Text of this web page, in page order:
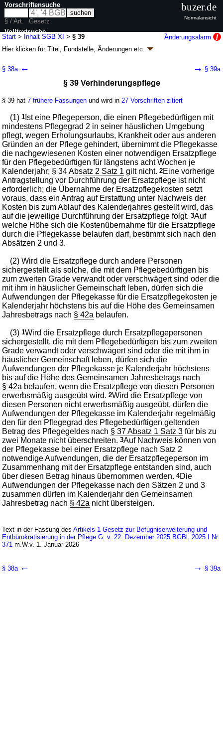
Start > Inhalt SGB XI >§ 39
Änderungsalarm
Hier klicken fürTitel, Fundstelle, Änderungen etc.
Soziale Pflegeversicherung - (SGB XI)
Artikel 1 G.v. 26.05.1994BGBl. I S. 1014, 1015; zuletzt geändert durch
Geltung ab 01.06.1994; FNA: 860-11Sozialgesetzbuch
wird in 683 Vorschriften zitiert
Viertes Kapitel Leistungen der Pflegeversicherung
Dritter Abschnitt Leistungen
Erster Titel Leistungen bei häuslicher Pflege
§ 38a ← → § 39a
§ 39 Verhinderungspflege
§ 39 hat7 frühere Fassungen und wird in 27 Vorschriften zitiert
(1)1 Ist eine Pflegeperson, die einen Pflegebedürftigen mit
mindestens Pflegegrad 2 in seiner häuslichen Umgebung
pflegt, wegen Erholungsurlaubs, Krankheit oder aus anderen
Gründen an der Pflege gehindert, übernimmt die Pflegekasse
die nachgewiesenen Kosten einer notwendigen Ersatzpflege
für den Pflegebedürftigen für längstens acht Wochen je
Kalenderjahr; § 34 Absatz 2 Satz 1 gilt nicht.2Eine vorherige
Antragstellung vor Durchführung der Ersatzpflege ist nicht
erforderlich; die Übernahme der Ersatzpflegekosten setzt
voraus, dass ein Antrag auf Erstattung unter Nachweis der
Kosten bis zum Ablauf des Kalenderjahres gestellt wird, das
auf die jeweilige Durchführung der Ersatzpflege folgt.3Auf
welche Höhe sich die Kostenübernahme für die Ersatzpflege
durch die Pflegekasse belaufen darf, bestimmt sich nach den
Absätzen 2 und 3.
(2) Wird die Ersatzpflege durch andere Personen
sichergestellt als solche, die mit dem Pflegebedürftigen bis
zum zweiten Grade verwandt oder verschwägert sind oder die
mit ihm in häuslicher Gemeinschaft leben, dürfen sich die
Aufwendungen der Pflegekasse für die Ersatzpflegekosten je
Kalenderjahr höchstens bis auf die Höhe des Gemeinsamen
Jahresbetrags nach § 42a belaufen.
(3)1Wird die Ersatzpflege durch Ersatzpflegepersonen
sichergestellt, die mit dem Pflegebedürftigen bis zum zweiten
Grade verwandt oder verschwägert sind oder die mit ihm in
häuslicher Gemeinschaft leben, dürfen sich die
Aufwendungen der Pflegekasse je Kalenderjahr höchstens
bis auf die Höhe des Gemeinsamen Jahresbetrags nach
§ 42a belaufen, wenn die Ersatzpflege von diesen Personen
erwerbsmäßig ausgeübt wird.2Wird die Ersatzpflege von
diesen Personen nicht erwerbsmäßig ausgeübt, dürfen die
Aufwendungen der Pflegekasse im Kalenderjahr regelmäßig
den für den Pflegegrad des Pflegebedürftigen geltenden
Betrag des Pflegegeldes nach § 37 Absatz 1 Satz 3 für bis zu
zwei Monate nicht überschreiten.3Auf Nachweis können von
der Pflegekasse bei einer Ersatzpflege nach Satz 2
notwendige Aufwendungen, die der Ersatzpflegeperson im
Zusammenhang mit der Ersatzpflege entstanden sind, auch
über diesen Betrag hinaus übernommen werden.4Die
Aufwendungen der Pflegekasse nach den Sätzen 2 und 3
zusammen dürfen im Kalenderjahr den Gemeinsamen
Jahresbetrag nach § 42a nicht übersteigen.
Text in der Fassung desArtikels 1 Gesetz zur Befugniserweiterung und
Entbürokratisierung in der Pflege G. v. 22. Dezember 2025 BGBl. 2025 I Nr.
371 m.W.v. 1. Januar 2026
§ 38a ← → § 39a
Vorschriftensuche
§ / Art.
Gesetz
Volltextsuche
nur in SGB XI
buzer.de
Normalansicht